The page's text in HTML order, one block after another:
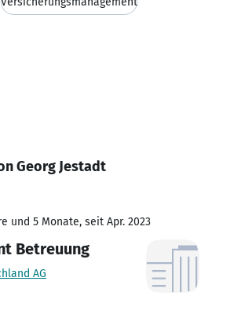
Georg Jestadt
und 5 Monate, seit Apr. 2023
Betreuung
AG